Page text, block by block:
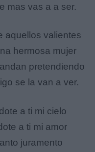
mas vas a a ser.
aquellos valientes
hermosa mujer
pretendiendo
se la van a ver.
a ti mi cielo
a ti mi amor
juramento